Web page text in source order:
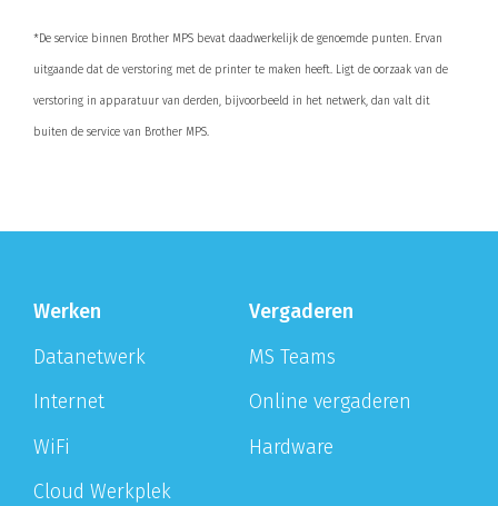
*De service binnen Brother MPS bevat daadwerkelijk de genoemde punten. Ervan
uitgaande dat de verstoring met de printer te maken heeft. Ligt de oorzaak van de
verstoring in apparatuur van derden, bijvoorbeeld in het netwerk, dan valt dit
buiten de service van Brother MPS.
Werken
Datanetwerk
Internet
WiFi
Cloud Werkplek
Vergaderen
MS Teams
Online vergaderen
Hardware